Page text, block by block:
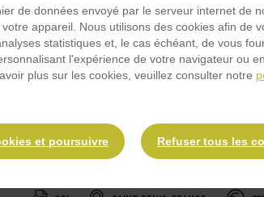
à cette offre
de données envoyé par le serveur internet de
appareil. Nous utilisons des cookies afin de
statistiques et, le cas échéant, de vous
l'expérience de votre navigateur ou
plus sur les cookies, veuillez consulter notre
et poursuivre Refuser tous les